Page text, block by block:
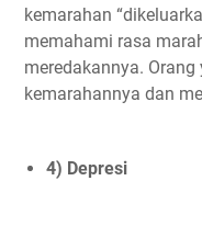
kemarahan
memahami rasa
meredakannya. Orang
kemarahannya dan
4) Depresi